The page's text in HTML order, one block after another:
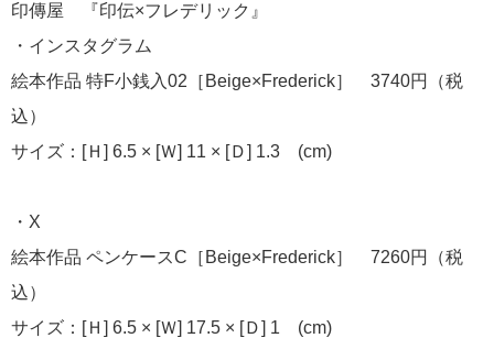
印傳屋 『印伝×フレデリック』
・インスタグラム
絵本作品 特F小銭入02［Beige×Frederick］ 3740円（税
込）
サイズ：[Ｈ] 6.5 × [Ｗ] 11 × [Ｄ] 1.3 (cm)
・X
絵本作品 ペンケースC［Beige×Frederick］ 7260円（税
込）
サイズ：[Ｈ] 6.5 × [Ｗ] 17.5 × [Ｄ] 1 (cm)